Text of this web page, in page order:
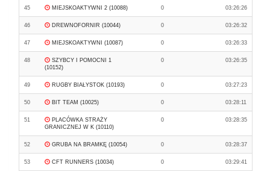
45 MIEJSKOAKTYWNI 2 (10088) 0 03:26:26
46 DREWNOFORNIR (10044) 0 03:26:32
47 MIEJSKOAKTYWNI (10087) 0 03:26:33
48
SZYBCY I POMOCNI 1
(10152)
0 03:26:35
49 RUGBY BIAŁYSTOK (10193) 0 03:27:23
50 BIT TEAM (10025) 0 03:28:11
51
PLACÓWKA STRAŻY
GRANICZNEJ W K (10110)
0 03:28:35
52 GRUBA NA BRAMKĘ (10054) 0 03:28:37
53 CFT RUNNERS (10034) 0 03:29:41